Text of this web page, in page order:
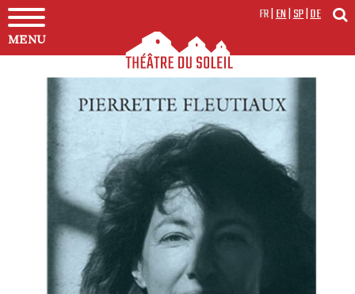
MENU
FR|EN|SP|DE